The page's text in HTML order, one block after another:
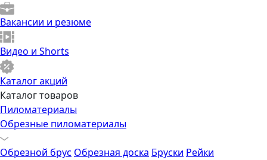
Вакансии и резюме
Видео и Shorts
Каталог акций
Каталог товаров
Пиломатериалы
Обрезные пиломатериалы
Обрезной брус Обрезная доска Бруски Рейки